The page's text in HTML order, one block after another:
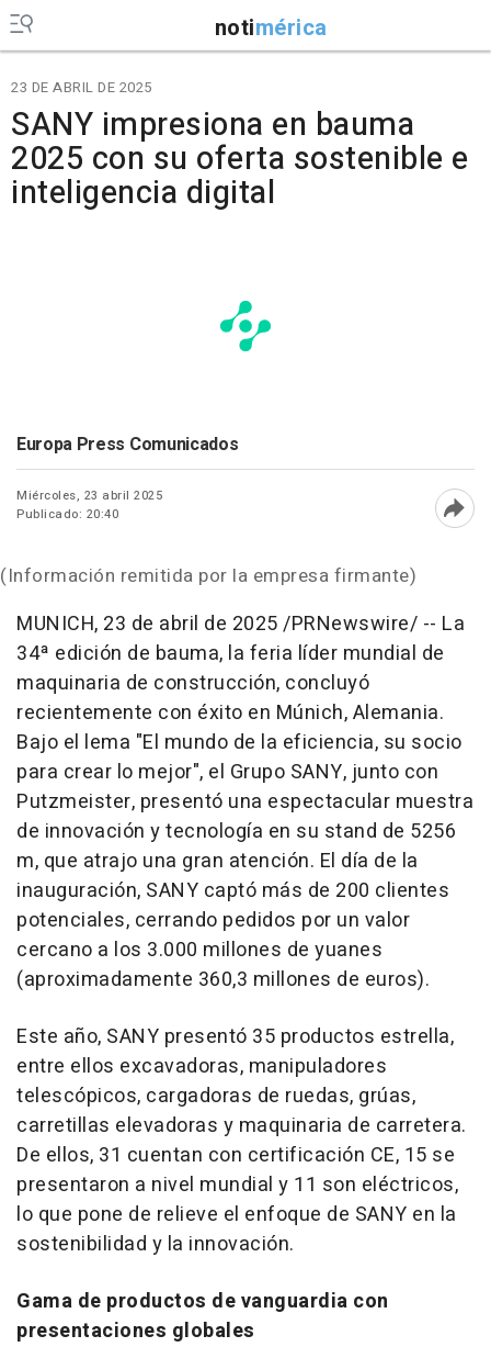
notimérica
23 DE ABRIL DE 2025
SANY impresiona en bauma
2025 con su oferta sostenible e
inteligencia digital
Europa Press Comunicados
Miércoles, 23 abril 2025
Publicado: 20:40
(Información remitida por la empresa firmante)
MUNICH, 23 de abril de 2025/PRNewswire/ -- La
34ª edición de bauma, la feria líder mundial de
maquinaria de construcción, concluyó
recientemente con éxito en Múnich, Alemania.
Bajo el lema "El mundo de la eficiencia, su socio
para crear lo mejor", el Grupo SANY, junto con
Putzmeister, presentó una espectacular muestra
de innovación y tecnología en su stand de 5256
m, que atrajo una gran atención. El día de la
inauguración, SANY captó más de 200 clientes
potenciales, cerrando pedidos por un valor
cercano a los 3.000 millones de yuanes
(aproximadamente 360,3 millones de euros).
Este año, SANY presentó 35 productos estrella,
entre ellos excavadoras, manipuladores
telescópicos, cargadoras de ruedas, grúas,
carretillas elevadoras y maquinaria de carretera.
De ellos, 31 cuentan con certificación CE, 15 se
presentaron a nivel mundial y 11 son eléctricos,
lo que pone de relieve el enfoque de SANY en la
sostenibilidad y la innovación.
Gama de productos de vanguardia con
presentaciones globales